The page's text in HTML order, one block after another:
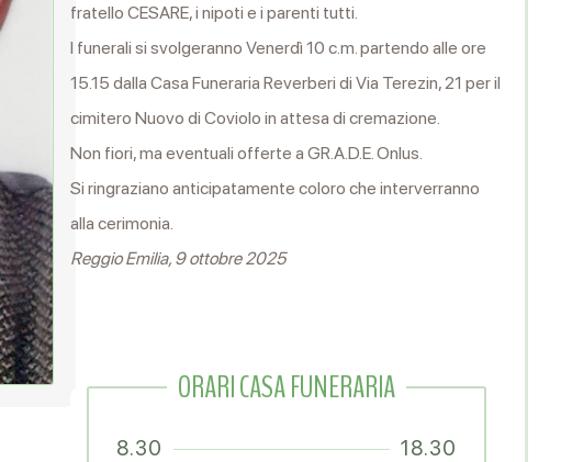
fratello CESARE, i nipoti e i parenti tutti.
I funerali si svolgeranno Venerdì 10 c.m. partendo alle ore
15.15 dalla Casa Funeraria Reverberi di Via Terezin, 21 per il
cimitero Nuovo di Coviolo in attesa di cremazione.
Non fiori, ma eventuali offerte a GR.A.D.E. Onlus.
Si ringraziano anticipatamente coloro che interverranno
alla cerimonia.
Reggio Emilia, 9 ottobre 2025
ORARI CASA FUNERARIA
8.30 18.30